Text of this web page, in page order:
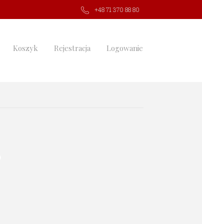
+48 71 370 88 80
Koszyk Rejestracja Logowanie